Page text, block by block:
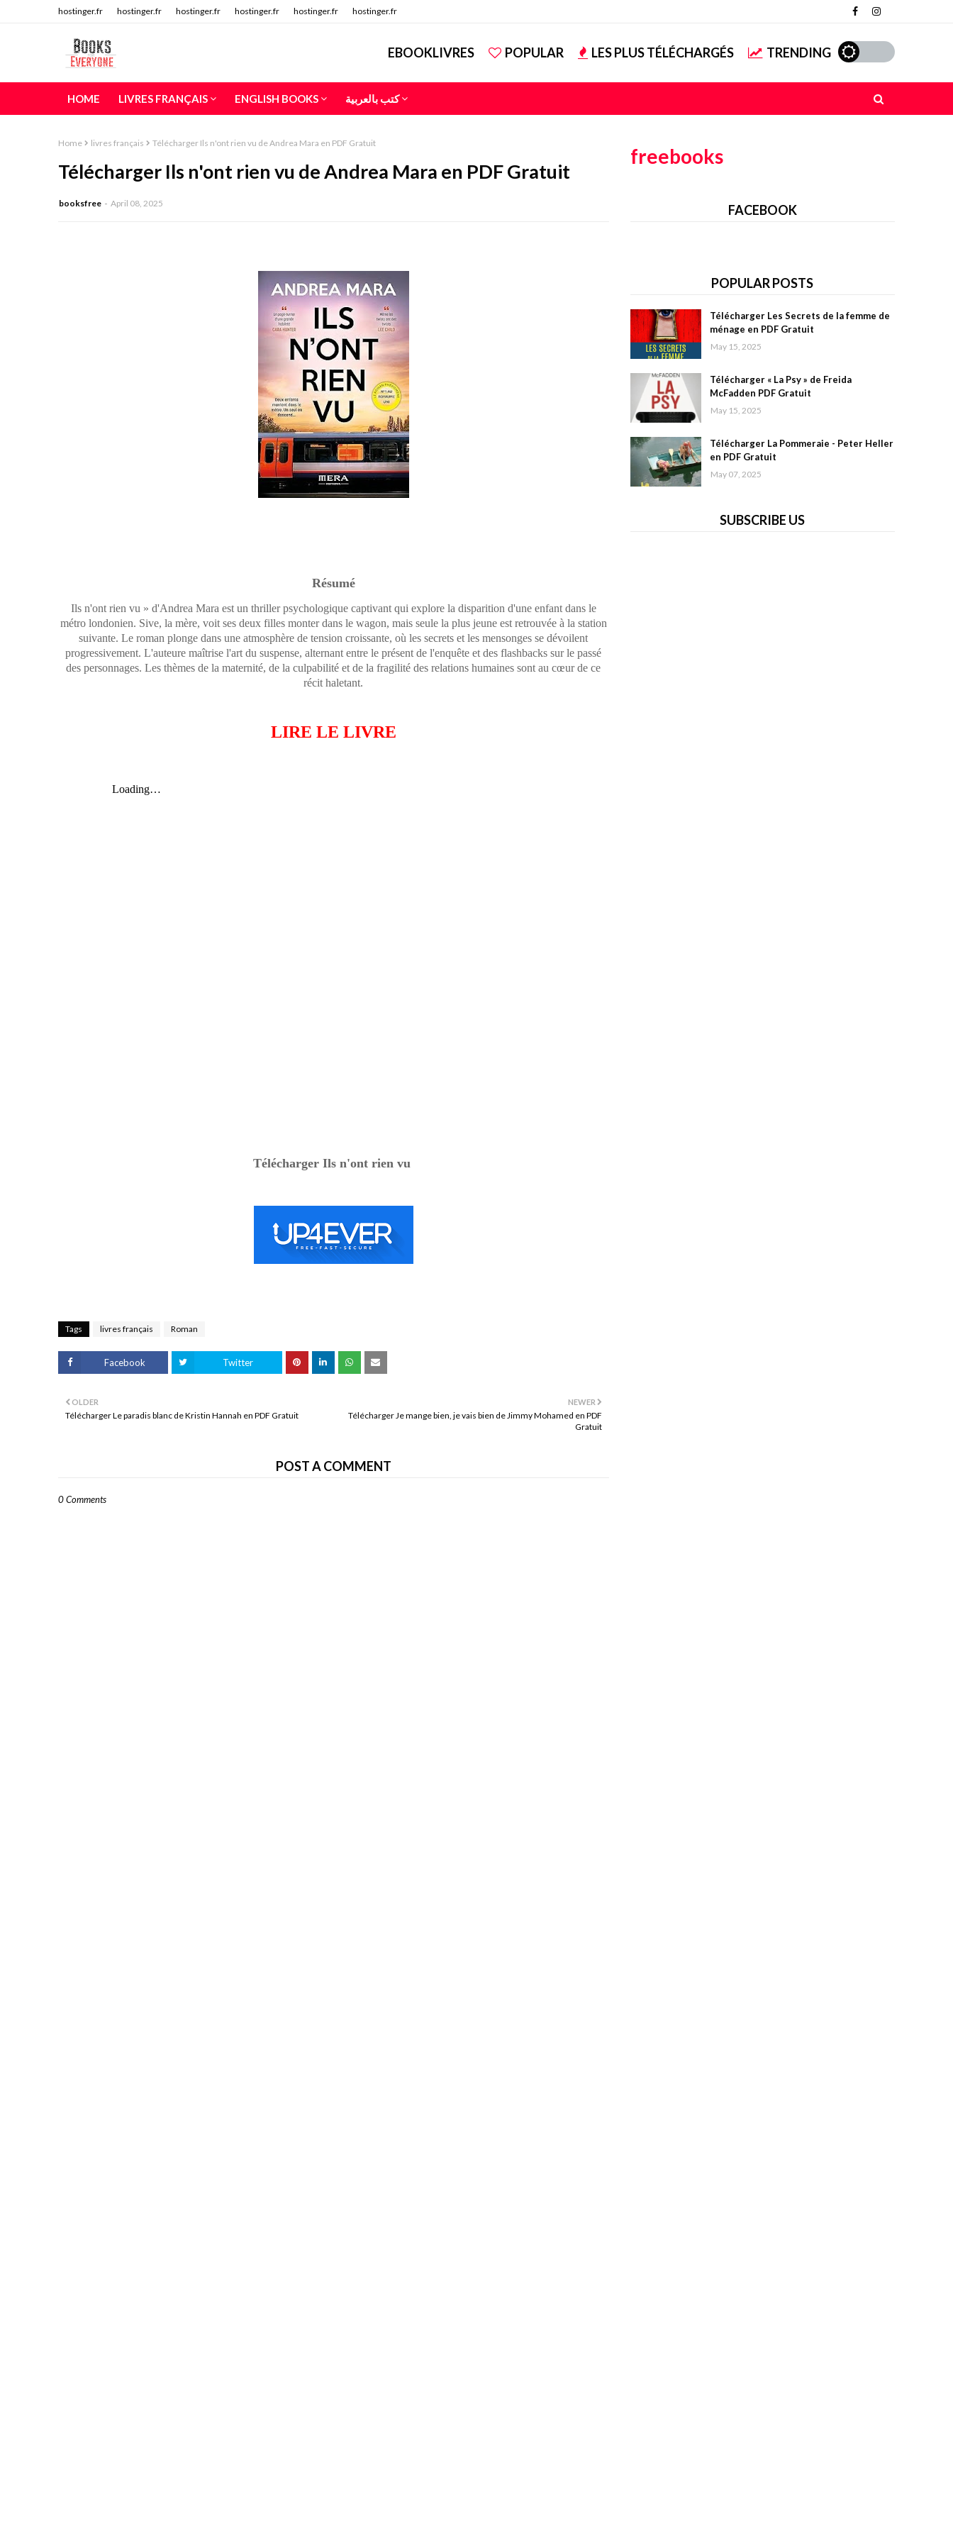
hostinger.fr hostinger.fr hostinger.fr hostinger.fr hostinger.fr hostinger.fr
EBOOKLIVRES POPULAR LES PLUS TÉLÉCHARGÉS TRENDING
HOME LIVRES FRANÇAIS ENGLISH BOOKS كتب بالعربية
Home livres français Télécharger Ils n'ont rien vu de Andrea Mara en PDF Gratuit
Télécharger Ils n'ont rien vu de Andrea Mara en PDF Gratuit
booksfree April 08, 2025
Résumé
Ils n'ont rien vu » d'Andrea Mara est un thriller psychologique captivant qui explore la disparition d'une enfant dans le
métro londonien. Sive, la mère, voit ses deux filles monter dans le wagon, mais seule la plus jeune est retrouvée à la station
suivante. Le roman plonge dans une atmosphère de tension croissante, où les secrets et les mensonges se dévoilent
progressivement. L'auteure maîtrise l'art du suspense, alternant entre le présent de l'enquête et des flashbacks sur le passé
des personnages. Les thèmes de la maternité, de la culpabilité et de la fragilité des relations humaines sont au cœur de ce
récit haletant.
LIRE LE LIVRE
Télécharger Ils n'ont rien vu
Tags livres français Roman
Facebook Twitter
NEWER
Télécharger Je mange bien, je vais bien de Jimmy Mohamed en PDF
Gratuit
OLDER
Télécharger Le paradis blanc de Kristin Hannah en PDF Gratuit
POST A COMMENT
0 Comments
freebooks
FACEBOOK
POPULAR POSTS
Télécharger Les Secrets de la femme de
ménage en PDF Gratuit
May 15, 2025
Télécharger « La Psy » de Freida
McFadden PDF Gratuit
May 15, 2025
Télécharger La Pommeraie - Peter Heller
en PDF Gratuit
May 07, 2025
SUBSCRIBE US